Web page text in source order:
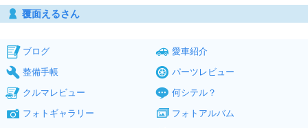
覆面えるさん
ブログ
愛車紹介
整備手帳
パーツレビュー
クルマレビュー
何シテル？
フォトギャラリー
フォトアルバム